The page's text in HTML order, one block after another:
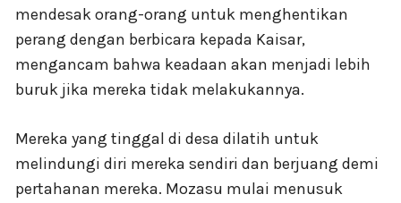
mendesak orang-orang untuk menghentikan
perang dengan berbicara kepada Kaisar,
mengancam bahwa keadaan akan menjadi lebih
buruk jika mereka tidak melakukannya.
Mereka yang tinggal di desa dilatih untuk
melindungi diri mereka sendiri dan berjuang demi
pertahanan mereka. Mozasu mulai menusuk